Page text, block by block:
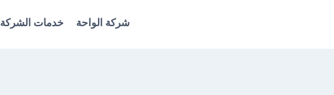
شركة الواحة خدمات الشركة